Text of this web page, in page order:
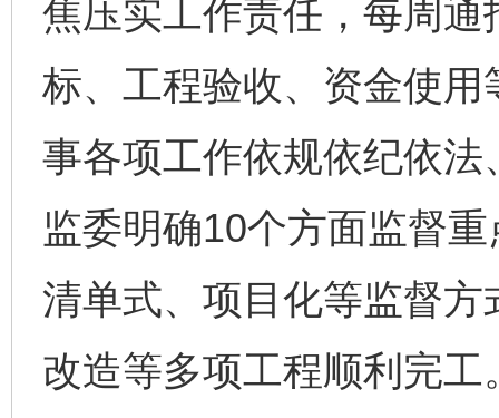
焦压实工作责任，每周
标、工程验收、资金使
事各项工作依规依纪依
监委明确10个方面监督
清单式、项目化等监督
改造等多项工程顺利完